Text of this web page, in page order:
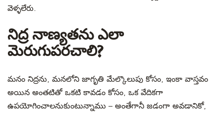
వెళ్ళలేరు.
నిద్ర నాణ్యతను ఎలా
మెరుగుపరచాలి?
మనం నిద్రను, మనలోని జాగృతి మేల్కొలుపు కోసం, ఇంకా వాస్తవం
అయిన అంతటితో ఒకటి కావడం కోసం, ఒక వేదికగా
ఉపయోగించాలనుకుంటున్నాము – అంతేగానీ జడంగా అవడానికో,